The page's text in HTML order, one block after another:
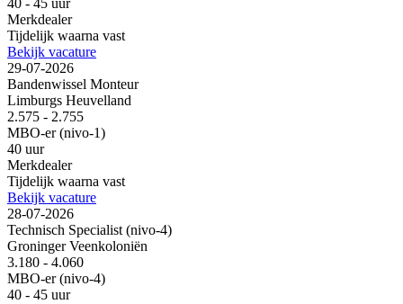
Merkdealer
Tijdelijk waarna vast
Bekijk vacature
29-07-2026
Bandenwissel Monteur
Limburgs Heuvelland
2.575 - 2.755
MBO-er (nivo-1)
40 uur
Merkdealer
Tijdelijk waarna vast
Bekijk vacature
28-07-2026
Technisch Specialist (nivo-4)
Groninger Veenkoloniën
3.180 - 4.060
MBO-er (nivo-4)
40 - 45 uur